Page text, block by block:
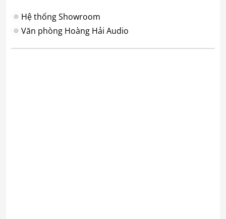
Hệ thống Showroom
Văn phòng Hoàng Hải Audio